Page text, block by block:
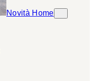
Novità Home